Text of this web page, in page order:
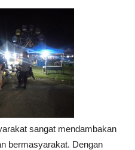
sangat mendambakan
bermasyarakat. Dengan